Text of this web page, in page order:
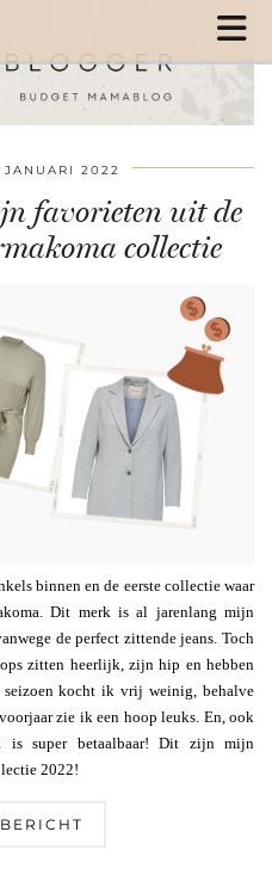
JANUARI 2022
favorieten uit de
collectie
binnen en de eerste collectie waar
Dit merk is al jarenlang mijn
de perfect zittende jeans. Toch
zitten heerlijk, zijn hip en hebben
seizoen kocht ik vrij weinig, behalve
zie ik een hoop leuks. En, ook
is super betaalbaar! Dit zijn mijn
2022!